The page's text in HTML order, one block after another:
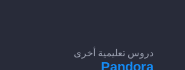
دروس تعليمية أخرى
Pandora